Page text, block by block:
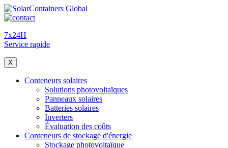
7x24H
Service rapide
X
Conteneurs solaires
Solutions photovoltaïques
Panneaux solaires
Batteries solaires
Inverters
Évaluation des coûts
Conteneurs de stockage d'énergie
Stockage photovoltaïque